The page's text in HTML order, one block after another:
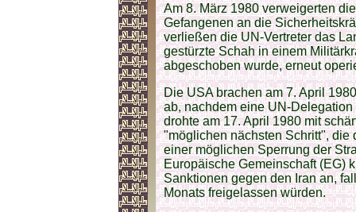
Am 8. März 1980 verweigerten
Gefangenen an die
verließen die UN-Vertreter das
gestürzte Schah in einem
abgeschoben wurde, erneut
Die USA brachen am 7. April
ab, nachdem eine UN-
drohte am 17. April 1980 mit
"möglichen nächsten Schritt", die
einer möglichen Sperrung der
Europäische Gemeinschaft (EG)
Sanktionen gegen den Iran an,
Monats freigelassen würden.